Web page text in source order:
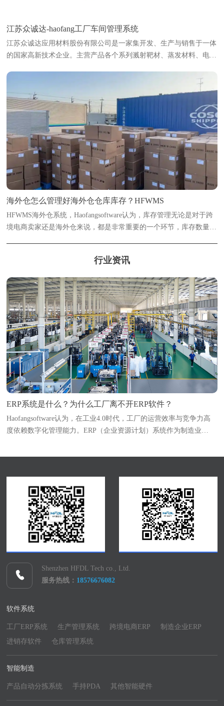
江苏众诚达-haofang工厂车间管理系统
江苏众诚达应用材料股份有限公司是一家集开发、生产与销售于一体
的国家高新技术企业。主营产品各个系列溅射靶材、蒸发材料、电子
海外仓怎么管理好海外仓仓库库存？HFWMS
HFWMS海外仓系统，Haofangsoftware认为，库存管理无论是对于跨
境电商卖家还是海外仓来说，都是非常重要的一个环节，库存数量多
行业资讯
ERP系统是什么？为什么工厂离不开ERP软件？
Haofangsoftware认为，在工业4.0时代，工厂的运营效率与竞争力高
度依赖数字化管理能力。ERP（企业资源计划）系统作为制造业
Shenzhen HFDL Tech co., Ltd.
服务热线： 18576676082
软件系统
工厂ERP系统 生产管理系统 跨境电商ERP
制造企业ERP
进销存软件
仓库管理系统
智能制造
产品自动分拣系统 手持PDA 其他智能硬件